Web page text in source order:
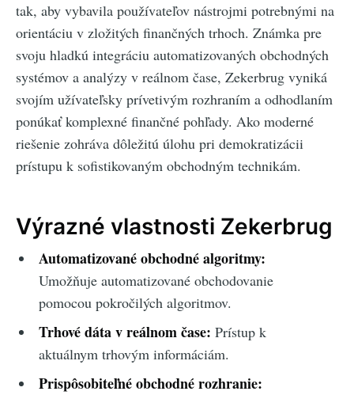
tak, aby vybavila používateľov nástrojmi potrebnými na
orientáciu v zložitých finančných trhoch. Známka pre
svoju hladkú integráciu automatizovaných obchodných
systémov a analýzy v reálnom čase, Zekerbrug vyniká
svojím užívateľsky prívetivým rozhraním a odhodlaním
ponúkať komplexné finančné pohľady. Ako moderné
riešenie zohráva dôležitú úlohu pri demokratizácii
prístupu k sofistikovaným obchodným technikám.
Výrazné vlastnosti Zekerbrug
Automatizované obchodné algoritmy:
Umožňuje automatizované obchodovanie
pomocou pokročilých algoritmov.
Trhové dáta v reálnom čase: Prístup k
aktuálnym trhovým informáciám.
Prispôsobiteľné obchodné rozhranie: